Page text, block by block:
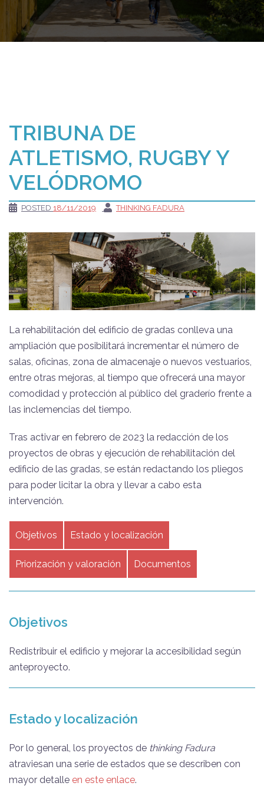
TRIBUNA DE
ATLETISMO, RUGBY Y
VELÓDROMO
POSTED 18/11/2019 THINKING FADURA
La rehabilitación del edificio de gradas conlleva una
ampliación que posibilitará incrementar el número de
salas, oficinas, zona de almacenaje o nuevos vestuarios,
entre otras mejoras, al tiempo que ofrecerá una mayor
comodidad y protección al público del graderío frente a
las inclemencias del tiempo.
Tras activar en febrero de 2023 la redacción de los
proyectos de obras y ejecución de rehabilitación del
edificio de las gradas, se están redactando los pliegos
para poder licitar la obra y llevar a cabo esta
intervención.
Objetivos Estado y localización
Priorización y valoración Documentos
Objetivos
Redistribuir el edificio y mejorar la accesibilidad según
anteproyecto.
Estado y localización
Por lo general, los proyectos de thinking Fadura
atraviesan una serie de estados que se describen con
mayor detalle en este enlace.